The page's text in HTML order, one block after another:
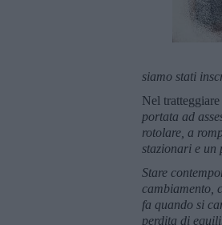
siamo stati
Nel
portata ad
rotolare, a
stazionari e un
Stare
cambiamento,
fa quando si
perdita di